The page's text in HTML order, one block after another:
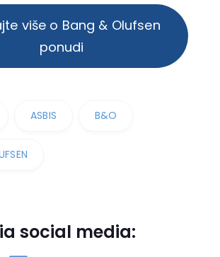
više o Bang & Olufsen
ponudi
ASBIS B&O
social media: